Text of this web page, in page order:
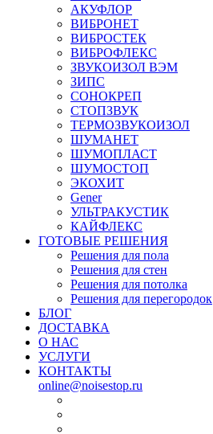
АКУФЛОР
ВИБРОНЕТ
ВИБРОСТЕК
ВИБРОФЛЕКС
ЗВУКОИЗОЛ ВЭМ
ЗИПС
СОНОКРЕП
СТОПЗВУК
ТЕРМОЗВУКОИЗОЛ
ШУМАНЕТ
ШУМОПЛАСТ
ШУМОСТОП
ЭКОХИТ
Gener
УЛЬТРАКУСТИК
КАЙФЛЕКС
ГОТОВЫЕ РЕШЕНИЯ
Решения для пола
Решения для стен
Решения для потолка
Решения для перегородок
БЛОГ
ДОСТАВКА
О НАС
УСЛУГИ
КОНТАКТЫ
online@noisestop.ru